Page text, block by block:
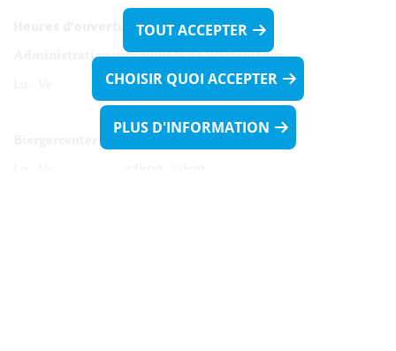
Heures d’ouverture:
Administration communale de Walferdange
Lu - Ve 08h00 - 11h30
13h30 - 16h00
TOUT ACCEPTER
CHOISIR QUOI ACCEPTER
PLUS D'INFORMATION